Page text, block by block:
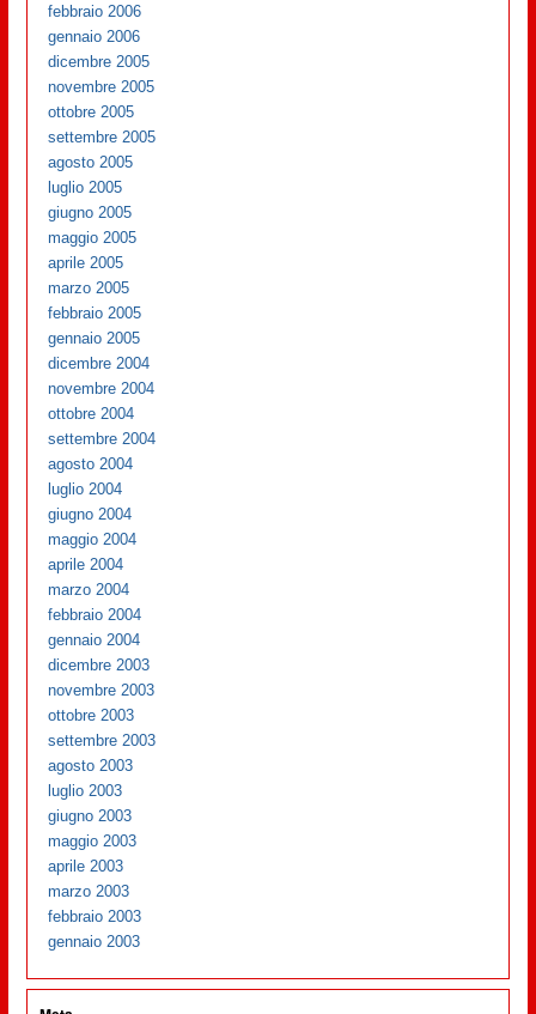
febbraio 2006
gennaio 2006
dicembre 2005
novembre 2005
ottobre 2005
settembre 2005
agosto 2005
luglio 2005
giugno 2005
maggio 2005
aprile 2005
marzo 2005
febbraio 2005
gennaio 2005
dicembre 2004
novembre 2004
ottobre 2004
settembre 2004
agosto 2004
luglio 2004
giugno 2004
maggio 2004
aprile 2004
marzo 2004
febbraio 2004
gennaio 2004
dicembre 2003
novembre 2003
ottobre 2003
settembre 2003
agosto 2003
luglio 2003
giugno 2003
maggio 2003
aprile 2003
marzo 2003
febbraio 2003
gennaio 2003